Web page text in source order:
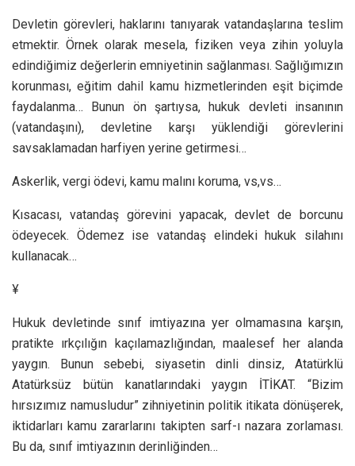
Devletin görevleri, haklarını tanıyarak vatandaşlarına teslim
etmektir. Örnek olarak mesela, fiziken veya zihin yoluyla
edindiğimiz değerlerin emniyetinin sağlanması. Sağlığımızın
korunması, eğitim dahil kamu hizmetlerinden eşit biçimde
faydalanma… Bunun ön şartıysa, hukuk devleti insanının
(vatandaşını), devletine karşı yüklendiği görevlerini
savsaklamadan harfiyen yerine getirmesi…
Askerlik, vergi ödevi, kamu malını koruma, vs,vs…
Kısacası, vatandaş görevini yapacak, devlet de borcunu
ödeyecek. Ödemez ise vatandaş elindeki hukuk silahını
kullanacak…
¥
Hukuk devletinde sınıf imtiyazına yer olmamasına karşın,
pratikte ırkçılığın kaçılamazlığından, maalesef her alanda
yaygın. Bunun sebebi, siyasetin dinli dinsiz, Atatürklü
Atatürksüz bütün kanatlarındaki yaygın İTİKAT. “Bizim
hırsızımız namusludur” zihniyetinin politik itikata dönüşerek,
iktidarları kamu zararlarını takipten sarf-ı nazara zorlaması.
Bu da, sınıf imtiyazının derinliğinden…